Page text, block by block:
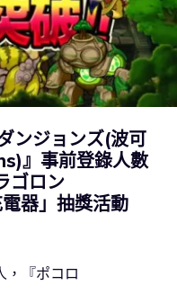
ンジョンズ(波可
』事前登錄人數
ゴロン
器」抽獎活動
，『ポコロ